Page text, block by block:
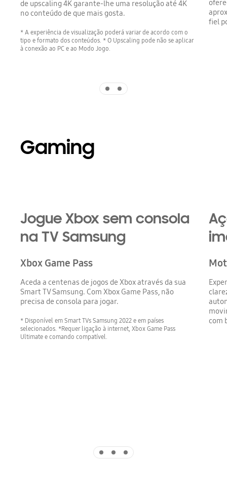
de upscaling 4K garante-lhe uma resolução até 4K
no conteúdo de que mais gosta.
* A experiência de visualização poderá variar de acordo com o
tipo e formato dos conteúdos. * O Upscaling pode não se aplicar
à conexão ao PC e ao Modo Jogo.
fiel
Gaming
Jogue Xbox sem consola
na TV Samsung
Xbox Game Pass
Aceda a centenas de jogos de Xbox através da sua
Smart TV Samsung. Com Xbox Game Pass, não
precisa de consola para jogar.
* Disponível em Smart TVs Samsung 2022 e em países
selecionados. *Requer ligação à internet, Xbox Game Pass
Ultimate e comando compatível.
com